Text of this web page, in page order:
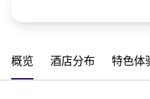
概览 酒店分布 特色体